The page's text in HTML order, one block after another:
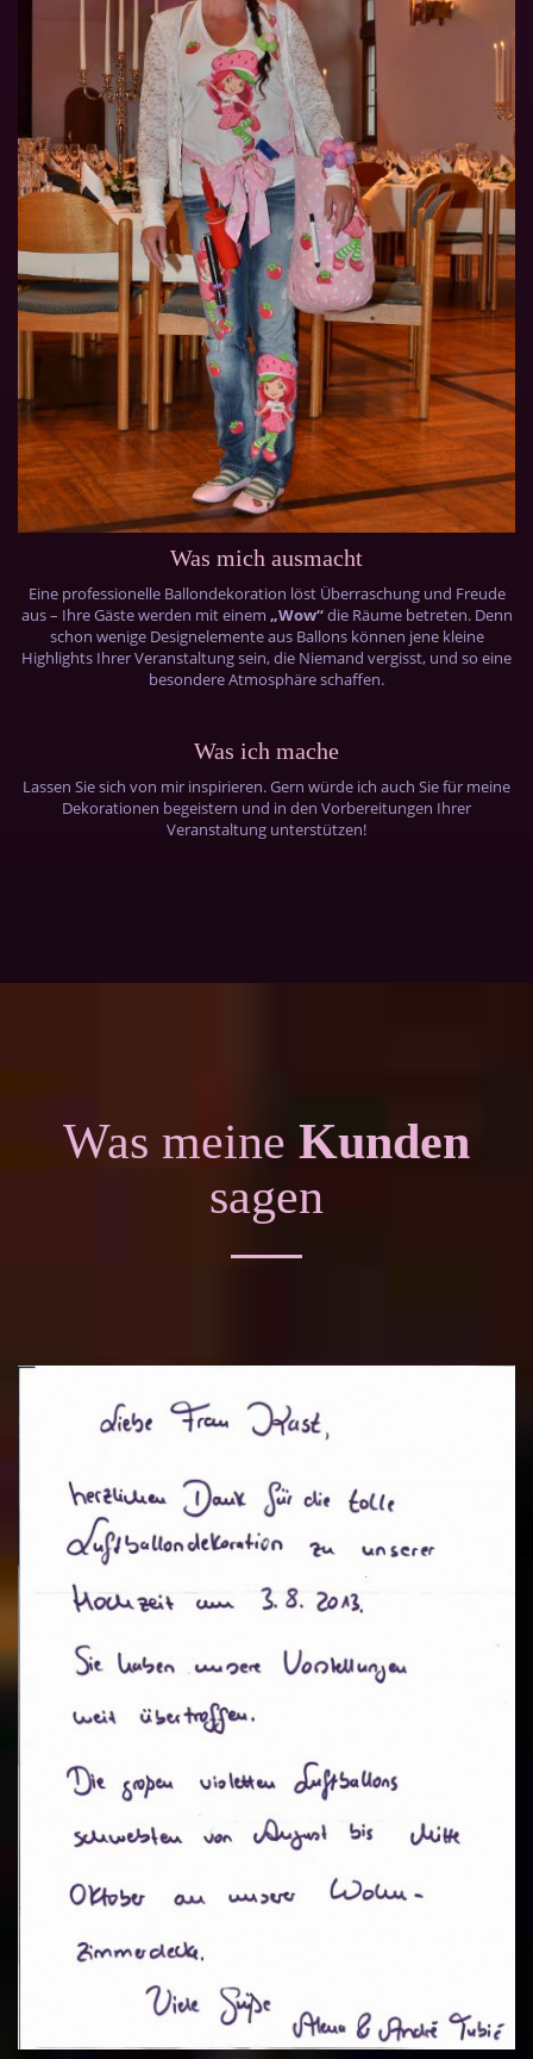
Was mich ausmacht
Eine professionelle Ballondekoration löst Überraschung und Freude
aus – Ihre Gäste werden mit einem „Wow“die Räume betreten. Denn
schon wenige Designelemente aus Ballons können jene kleine
Highlights Ihrer Veranstaltung sein, die Niemand vergisst, und so eine
besondere Atmosphäre schaffen.
Was ich mache
Lassen Sie sich von mir inspirieren. Gern würde ich auch Sie für meine
Dekorationen begeistern und in den Vorbereitungen Ihrer
Veranstaltung unterstützen!
Was meine Kunden
sagen